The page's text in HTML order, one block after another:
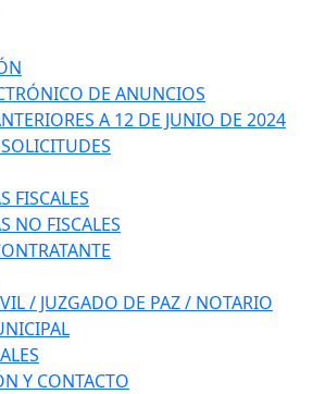
DE ANUNCIOS
A 12 DE JUNIO DE 2024
FISCALES
NO FISCALES
/ JUZGADO DE PAZ / NOTARIO
Y CONTACTO